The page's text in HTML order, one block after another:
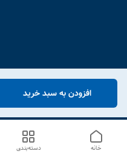
افزودن به سبد خرید
دسته‌بندی خانه